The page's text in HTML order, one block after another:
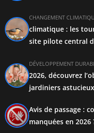
CHANGEMENT
climatique : les
site pilote central
DÉVELOPPEMENT
2026, découvrez
jardiniers
Avis de passage :
manquées en 2026